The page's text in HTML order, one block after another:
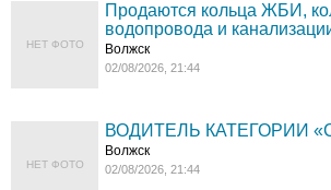
НЕТ ФОТО
Продаются кольца ЖБИ,
водопровода и
Волжск
02/08/2026, 21:44
НЕТ ФОТО
ВОДИТЕЛЬ КАТЕГОРИИ
Волжск
02/08/2026, 21:44